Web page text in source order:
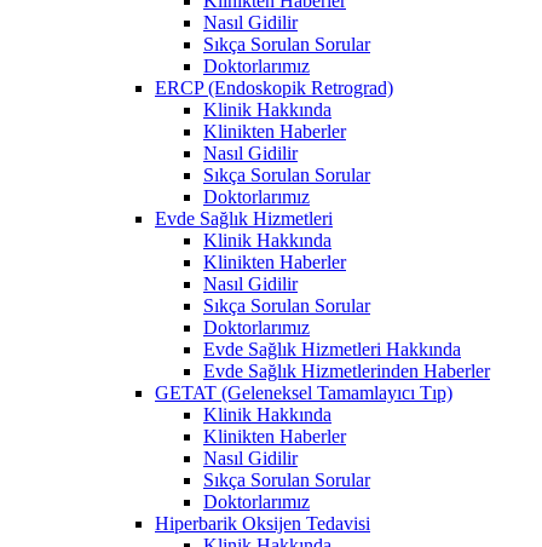
Nasıl Gidilir
Sıkça Sorulan Sorular
Doktorlarımız
ERCP (Endoskopik Retrograd)
Klinik Hakkında
Klinikten Haberler
Nasıl Gidilir
Sıkça Sorulan Sorular
Doktorlarımız
Evde Sağlık Hizmetleri
Klinik Hakkında
Klinikten Haberler
Nasıl Gidilir
Sıkça Sorulan Sorular
Doktorlarımız
Evde Sağlık Hizmetleri Hakkında
Evde Sağlık Hizmetlerinden Haberler
GETAT (Geleneksel Tamamlayıcı Tıp)
Klinik Hakkında
Klinikten Haberler
Nasıl Gidilir
Sıkça Sorulan Sorular
Doktorlarımız
Hiperbarik Oksijen Tedavisi